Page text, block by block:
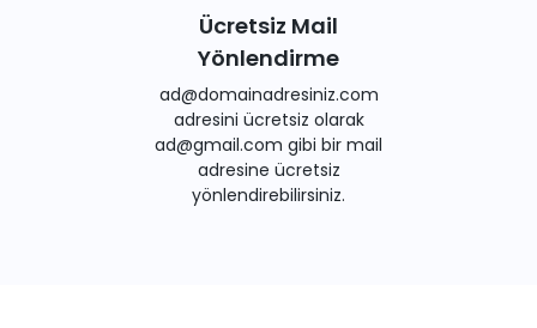
Ücretsiz Mail
Yönlendirme
ad@domainadresiniz.com
adresini ücretsiz olarak
ad@gmail.com gibi bir mail
adresine ücretsiz
yönlendirebilirsiniz.